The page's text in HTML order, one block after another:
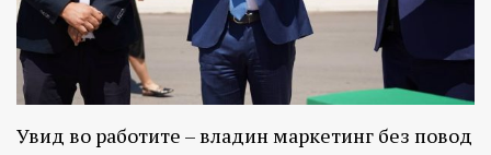
Увид во работите – владин маркетинг без повод